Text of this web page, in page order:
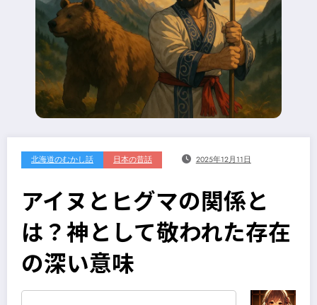
北海道のむかし話 日本の昔話 2025年12月11日
アイヌとヒグマの関係と
は？神として敬われた存在
の深い意味